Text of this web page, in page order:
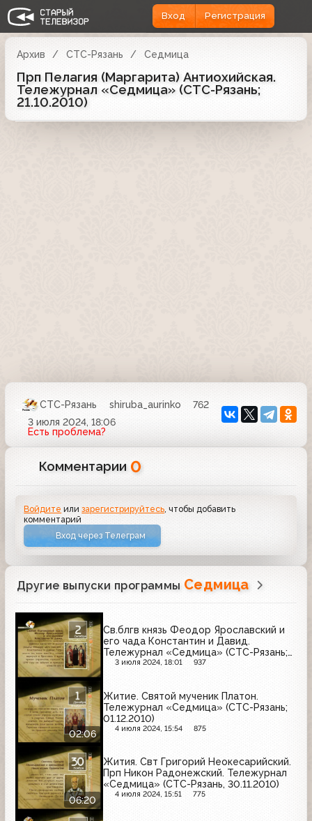
Вход Регистрация
Архив СТС-Рязань Седмица
Прп Пелагия (Маргарита) Антиохийская.
Тележурнал «Седмица» (СТС-Рязань;
21.10.2010)
СТС-Рязань shiruba_aurinko
762
3 июля 2024, 18:06
Есть проблема?
Комментарии 0
Войдите илизарегистрируйтесь , чтобы добавить
комментарий
Вход через Телеграм
Другие выпуски программы Седмица
Св.блгв князь Феодор Ярославский и
его чада Константин и Давид.
Тележурнал «Седмица» (СТС-Рязань;
2.10.2010)
3 июля 2024, 18:01 937
02:06
Житие. Святой мученик Платон.
Тележурнал «Седмица» (СТС-Рязань;
01.12.2010)
4 июля 2024, 15:54 875
06:20
Жития. Свт Григорий Неокесарийский.
Прп Никон Радонежский. Тележурнал
«Седмица» (СТС-Рязань, 30.11.2010)
4 июля 2024, 15:51 775